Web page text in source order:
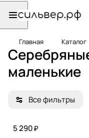
Главная Каталог
маленькие
Все фильтры
5 290 ₽